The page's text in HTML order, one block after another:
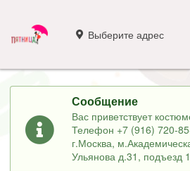
Выберите адрес
Сообщение
Вас приветствует
Телефон +7 (916) 720-
г.Москва,
Ульянова д.31, подъезд